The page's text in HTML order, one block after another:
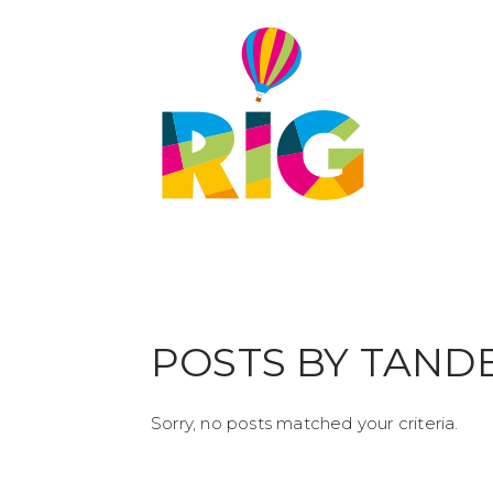
POSTS BY
Sorry, no posts matched your criteria.